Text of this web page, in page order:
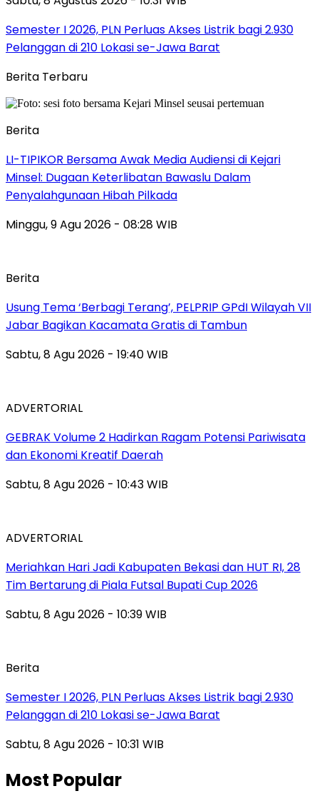
Semester I 2026, PLN Perluas Akses Listrik bagi 2.930
Pelanggan di 210 Lokasi se-Jawa Barat
Berita Terbaru
Berita
LI-TIPIKOR Bersama Awak Media Audiensi di Kejari
Minsel: Dugaan Keterlibatan Bawaslu Dalam
Penyalahgunaan Hibah Pilkada
Minggu, 9 Agu 2026 - 08:28 WIB
Berita
‎Usung Tema ‘Berbagi Terang’, PELPRIP GPdI Wilayah VII
Jabar Bagikan Kacamata Gratis di Tambun
Sabtu, 8 Agu 2026 - 19:40 WIB
ADVERTORIAL
GEBRAK Volume 2 Hadirkan Ragam Potensi Pariwisata
dan Ekonomi Kreatif Daerah
Sabtu, 8 Agu 2026 - 10:43 WIB
ADVERTORIAL
Meriahkan Hari Jadi Kabupaten Bekasi dan HUT RI, 28
Tim Bertarung di Piala Futsal Bupati Cup 2026
Sabtu, 8 Agu 2026 - 10:39 WIB
Berita
Semester I 2026, PLN Perluas Akses Listrik bagi 2.930
Pelanggan di 210 Lokasi se-Jawa Barat
Sabtu, 8 Agu 2026 - 10:31 WIB
Most Popular